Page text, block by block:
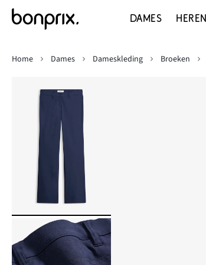
DAMES HEREN
Home
Dames Dameskleding Broeken